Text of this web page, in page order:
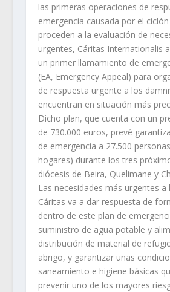
las primeras operaciones de
emergencia causada por el ciclón
proceden a la evaluación de
urgentes, Cáritas Internationalis
un primer llamamiento de
(EA, Emergency Appeal) para
de respuesta urgente a los
encuentran en situación más
Dicho plan, que cuenta con un
de 730.000 euros, prevé
de emergencia a 27.500
hogares) durante los tres
diócesis de Beira, Quelimane y
Las necesidades más urgentes a
Cáritas va a dar respuesta de
dentro de este plan de
suministro de agua potable y
distribución de material de
abrigo, y garantizar unas
saneamiento e higiene básicas
prevenir uno de los mayores